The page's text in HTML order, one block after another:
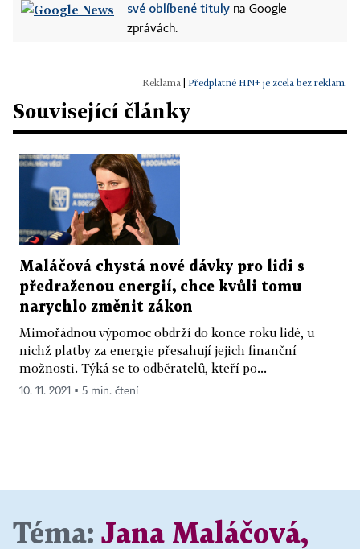
své oblíbené tituly na Google
zprávách.
Předplatné HN+ je zcela bez reklam.
Související články
Maláčová chystá nové dávky pro lidi s
předraženou energií, chce kvůli tomu
narychlo změnit zákon
Mimořádnou výpomoc obdrží do konce roku lidé, u
nichž platby za energie přesahují jejich finanční
možnosti. Týká se to odběratelů, kteří po...
10. 11. 2021 ▪ 5 min. čtení
Téma: Jana Maláčová,